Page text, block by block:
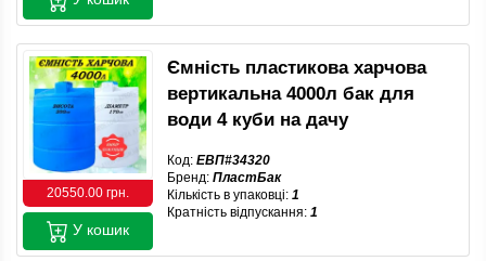
20550.00 грн.
Ємність пластикова харчова
вертикальна 4000л бак для
води 4 куби на дачу
Код: ЕВП#34320
Бренд: ПластБак
Кількість в упаковці: 1
Кратність відпускання: 1
У кошик